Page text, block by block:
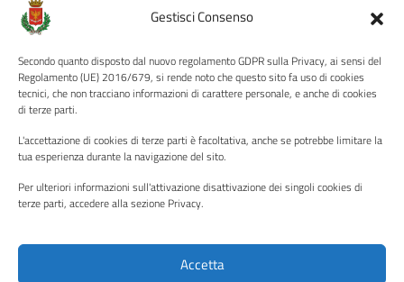
Gestisci Consenso
Secondo quanto disposto dal nuovo regolamento GDPR sulla Privacy, ai sensi del
Regolamento (UE) 2016/679, si rende noto che questo sito fa uso di cookies
tecnici, che non tracciano informazioni di carattere personale, e anche di cookies
di terze parti.
L'accettazione di cookies di terze parti è facoltativa, anche se potrebbe limitare la
tua esperienza durante la navigazione del sito.
Per ulteriori informazioni sull'attivazione disattivazione dei singoli cookies di
terze parti, accedere alla sezione Privacy.
Accetta
Amministrazione Trasparente
Albo pretorio
Informativa privacy
Note legali
Piano di miglioramento del sito
Instagram